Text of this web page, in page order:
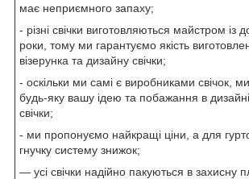
має неприємного запаху;
- різні свічки виготовляються майстром із
роки, тому ми гарантуємо якість
візерунка та дизайну свічки;
- оскільки ми самі є виробниками свічок,
будь-яку вашу ідею та побажання в
свічки;
- ми пропонуємо найкращі ціни, а для
гнучку систему знижок;
— усі свічки надійно пакуються в захисну